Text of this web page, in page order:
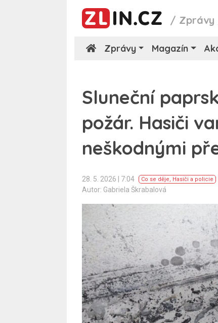
/ Zprávy
Zprávy Magazín
Sluneční
požár. Hasiči
neškodnými
28. 5. 2026 | 7:04 Co se děje, Hasiči a policie
Autor: Gabriela Škrabalová